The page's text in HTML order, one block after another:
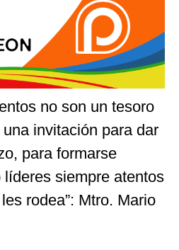
no son un tesoro
invitación para dar
para formarse
siempre atentos
rodea”: Mtro. Mario